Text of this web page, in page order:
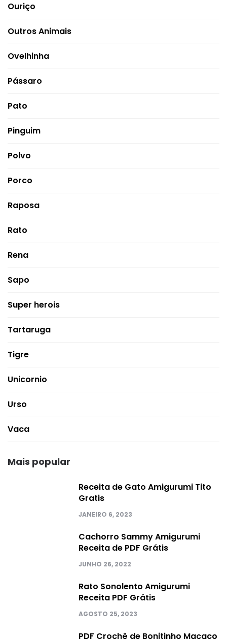
Ouriço
Outros Animais
Ovelhinha
Pássaro
Pato
Pinguim
Polvo
Porco
Raposa
Rato
Rena
Sapo
Super herois
Tartaruga
Tigre
Unicornio
Urso
Vaca
Mais popular
Receita de Gato Amigurumi Tito
Gratis
JANEIRO 6, 2023
Cachorro Sammy Amigurumi
Receita de PDF Grátis
JUNHO 26, 2022
Rato Sonolento Amigurumi
Receita PDF Grátis
AGOSTO 25, 2023
PDF Crochê de Bonitinho Macaco